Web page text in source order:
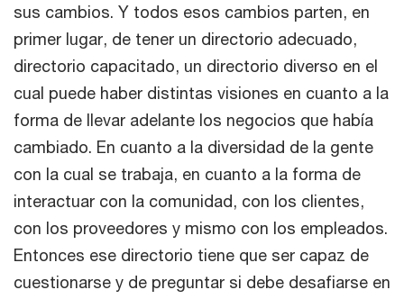
sus cambios. Y todos esos cambios parten, en
primer lugar, de tener un directorio adecuado,
directorio capacitado, un directorio diverso en el
cual puede haber distintas visiones en cuanto a la
forma de llevar adelante los negocios que había
cambiado. En cuanto a la diversidad de la gente
con la cual se trabaja, en cuanto a la forma de
interactuar con la comunidad, con los clientes,
con los proveedores y mismo con los empleados.
Entonces ese directorio tiene que ser capaz de
cuestionarse y de preguntar si debe desafiarse en